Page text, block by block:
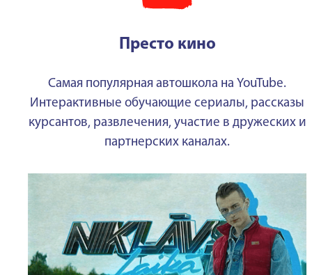
Престо кино
Самая популярная автошкола на YouTube.
Интерактивные обучающие сериалы, рассказы
курсантов, развлечения, участие в дружеских и
партнерских каналах.